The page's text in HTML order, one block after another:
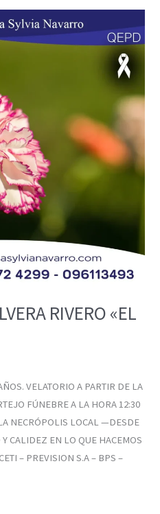
RIVERO «EL
VELATORIO A PARTIR DE LA
FÚNEBRE A LA HORA 12:30
NECRÓPOLIS LOCAL —DESDE
CALIDEZ EN LO QUE HACEMOS
– PREVISION S.A – BPS –